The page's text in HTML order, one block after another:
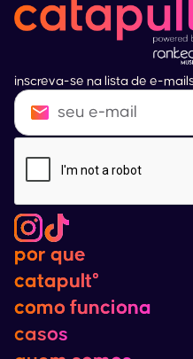
inscreva-se na lista de e-
por que
catapult°
por que
catapult°
como funciona
como funciona
casos